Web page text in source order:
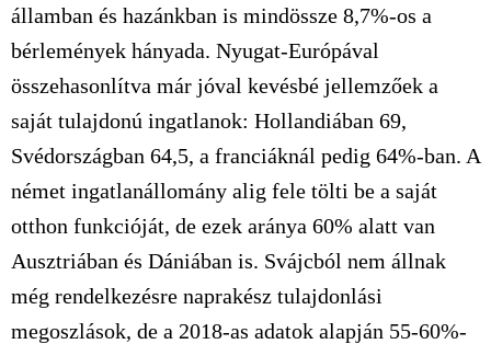
államban és hazánkban is mindössze 8,7%-os a
bérlemények hányada. Nyugat-Európával
összehasonlítva már jóval kevésbé jellemzőek a
saját tulajdonú ingatlanok: Hollandiában 69,
Svédországban 64,5, a franciáknál pedig 64%-ban. A
német ingatlanállomány alig fele tölti be a saját
otthon funkcióját, de ezek aránya 60% alatt van
Ausztriában és Dániában is. Svájcból nem állnak
még rendelkezésre naprakész tulajdonlási
megoszlások, de a 2018-as adatok alapján 55-60%-